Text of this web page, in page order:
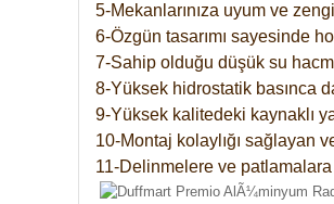
5-Mekanlarınıza uyum ve
6-Özgün tasarımı sayesinde
7-Sahip olduğu düşük su
8-Yüksek hidrostatik basınca
9-Yüksek kalitedeki kaynaklı
10-Montaj kolaylığı sağlayan
11-Delinmelere ve patlamalara